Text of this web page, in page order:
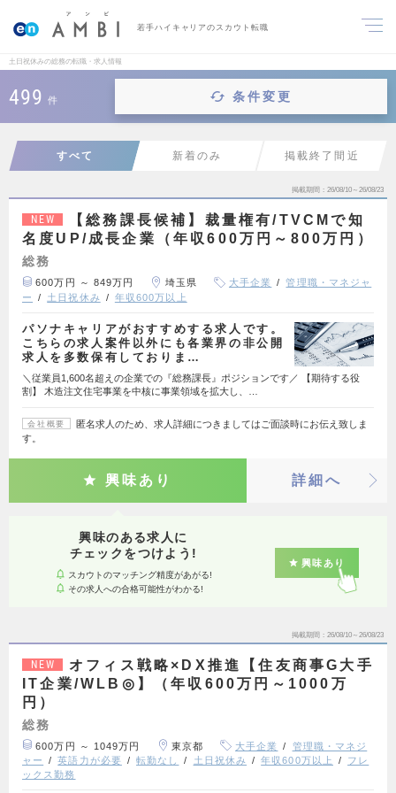
若手ハイキャリアのスカウト転職
土日祝休みの総務の転職・求人情報
499 件 条件変更
すべて 新着のみ 掲載終了間近
掲載期間 26/08/10～26/08/23
NEW
【総務課長候補】裁量権有/TVCMで知
名度UP/成長企業（年収600万円～800万円）
総務
600万円 ～ 849万円 埼玉県 大手企業
管理職・マネジャ
ー
土日祝休み 年収600万以上
パソナキャリアがおすすめする求人です。
こちらの求人案件以外にも各業界の非公開
求人を多数保有しておりま…
＼従業員1,600名超えの企業での『総務課長』ポジションです／ 【期待する役
割】 木造注文住宅事業を中核に事業領域を拡大し、…
会社概要
匿名求人のため、求人詳細につきましてはご面談時にお伝え致しま
す。
興味あり 詳細へ
興味のある求人に
チェックをつけよう!
スカウトのマッチング精度があがる!
その求人への合格可能性がわかる!
興味あり
掲載期間 26/08/10～26/08/23
NEW
オフィス戦略×DX推進【住友商事G大手
IT企業/WLB◎】（年収600万円～1000万
円）
総務
600万円 ～ 1049万円 東京都 大手企業
管理職・マネジ
ャー
英語力が必要 転勤なし 土日祝休み 年収600万以上
フレ
ックス勤務